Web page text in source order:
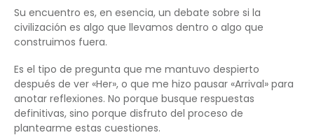
Su encuentro es, en esencia, un debate sobre si la
civilización es algo que llevamos dentro o algo que
construimos fuera.
Es el tipo de pregunta que me mantuvo despierto
después de ver «Her», o que me hizo pausar «Arrival» para
anotar reflexiones. No porque busque respuestas
definitivas, sino porque disfruto del proceso de
plantearme estas cuestiones.